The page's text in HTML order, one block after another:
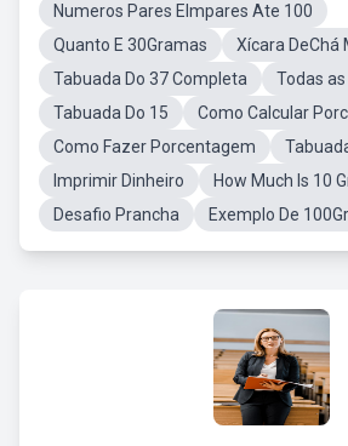
Numeros Pares EImpares Ate 100
Quanto E 30Gramas
Xícara DeChá
Tabuada Do 37 Completa
Todas
Tabuada Do 15
Como Calcular
Como Fazer Porcentagem
Imprimir Dinheiro
How Much Is 10
Desafio Prancha
Exemplo De